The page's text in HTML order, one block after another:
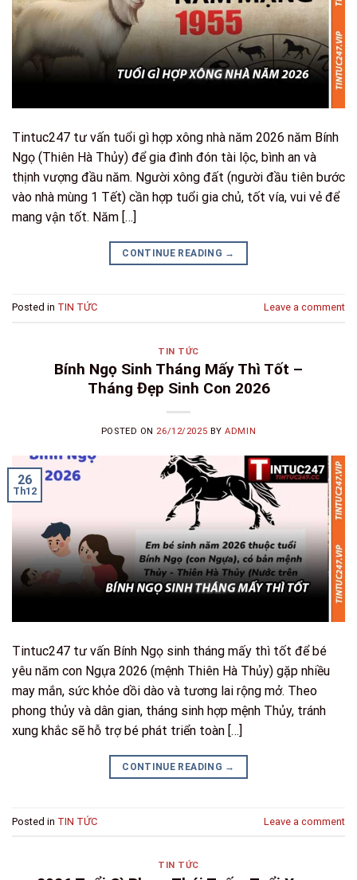
Tintuc247 tư vấn tuổi gì hợp xông nhà năm 2026 năm Bính
Ngọ (Thiên Hà Thủy) để gia đình đón tài lộc, bình an và
thịnh vượng đầu năm. Người xông đất (người đầu tiên bước
vào nhà mùng 1 Tết) cần hợp tuổi gia chủ, tốt vía, vui vẻ để
mang vận tốt. Năm […]
CONTINUE READING →
Posted in TIN TỨC Leave a comment
TIN TỨC
Bính Ngọ Sinh Tháng Mấy Thì Tốt –
Tháng Đẹp Sinh Con 2026
POSTED ON 26/12/2025 BYADMIN
26
Th12
Tintuc247 tư vấn Bính Ngọ sinh tháng mấy thì tốt để bé
yêu năm con Ngựa 2026 (mệnh Thiên Hà Thủy) gặp nhiều
may mắn, sức khỏe dồi dào và tương lai rộng mở. Theo
phong thủy và dân gian, tháng sinh hợp mệnh Thủy, tránh
xung khắc sẽ hỗ trợ bé phát triển toàn […]
CONTINUE READING →
Posted in TIN TỨC Leave a comment
TIN TỨC